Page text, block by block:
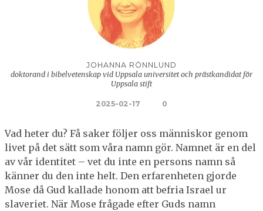
JOHANNA RÖNNLUND
doktorand i bibelvetenskap vid Uppsala universitet och prästkandidat för
Uppsala stift
2025-02-17 0
Vad heter du? Få saker följer oss människor genom
livet på det sätt som våra namn gör. Namnet är en del
av vår identitet – vet du inte en persons namn så
känner du den inte helt. Den erfarenheten gjorde
Mose då Gud kallade honom att befria Israel ur
slaveriet. När Mose frågade efter Guds namn